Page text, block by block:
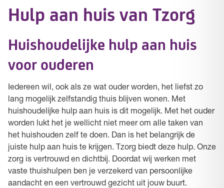
Hulp aan huis van Tzorg
Huishoudelijke hulp aan huis
voor ouderen
Iedereen wil, ook als ze wat ouder worden, het liefst zo
lang mogelijk zelfstandig thuis blijven wonen. Met
huishoudelijke hulp aan huis is dit mogelijk. Met het ouder
worden lukt het je wellicht niet meer om alle taken van
het huishouden zelf te doen. Dan is het belangrijk de
juiste hulp aan huis te krijgen. Tzorg biedt deze hulp. Onze
zorg is vertrouwd en dichtbij. Doordat wij werken met
vaste thuishulpen ben je verzekerd van persoonlijke
aandacht en een vertrouwd gezicht uit jouw buurt.